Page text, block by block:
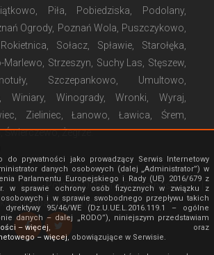
Piła Pobiedziska
Podolany
Ogrody Poznań Wola
Puszczykowo
Rokietnica Sołacz Spławie
Starołęka
Marlewo
Strzeszyn Suchy Las
Stęszew
Szczepankowo
Umultowo
Winiary Winogrady Wronki
Wyraj
Zieliniec Łanowo Ławica
Śrem
Świerczewo Żegrze
|Polityka Ochrony Prywatności|
|Mapa strony|Inne
do prywatności jako prowadzący Serwis Internetowy
danych osobowych (dalej „Administrator”) w
Parlamentu Europejskiego i Rady (UE) 2016/679 z
w sprawie ochrony osób fizycznych w związku z
i w sprawie swobodnego przepływu takich
95/46/WE (Dz.U.UE.L.2016.119.1 – ogólne
danych – dalej „RODO”), niniejszym przedstawiam
– więcej, oraz
– więcej, obowiązujące w Serwisie.